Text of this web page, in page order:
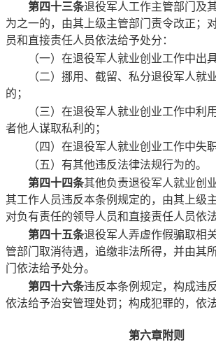
第四十三条退役军人工作主管部门及
为之一的，由其上级主管部门责令改正；
员和直接责任人员依法给予处分：
（一）在退役军人就业创业工作中出
（二）挪用、截留、私分退役军人就
的；
（三）在退役军人就业创业工作中利
者他人谋取私利的；
（四）在退役军人就业创业工作中失
（五）有其他违反法律法规行为的。
第四十四条其他负责退役军人就业创
其工作人员违反本条例规定的，由其上级
对负有责任的领导人员和直接责任人员依
第四十五条退役军人弄虚作假骗取相
管部门取消待遇，追缴非法所得，并由其
门依法给予处分。
第四十六条违反本条例规定，构成违
依法给予治安管理处罚；构成犯罪的，依
第六章附则